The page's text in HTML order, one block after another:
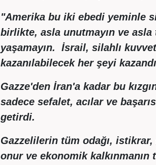
"Amerika bu iki ebedi yeminle
birlikte, asla unutmayın ve asla
yaşamayın. İsrail, silahlı
kazanılabilecek her şeyi
Gazze'den İran'a kadar bu
sadece sefalet, acılar ve
getirdi.
Gazzelilerin tüm odağı,
onur ve ekonomik kalkınmanın